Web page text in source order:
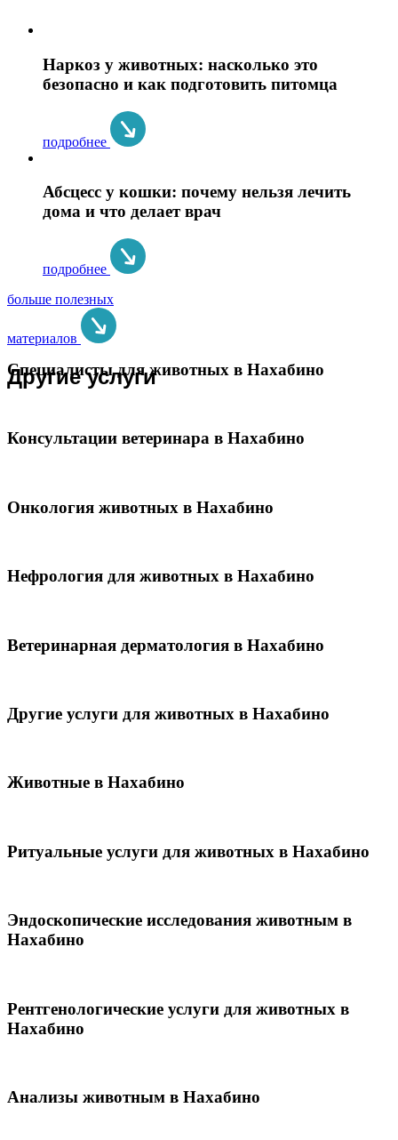
Наркоз у животных: насколько это
безопасно и как подготовить питомца
подробнее
Абсцесс у кошки: почему нельзя лечить
дома и что делает врач
подробнее
больше полезных
материалов
Другие услуги
Специалисты для животных в Нахабино
Консультации ветеринара в Нахабино
Онкология животных в Нахабино
Нефрология для животных в Нахабино
Ветеринарная дерматология в Нахабино
Другие услуги для животных в Нахабино
Животные в Нахабино
Ритуальные услуги для животных в Нахабино
Эндоскопические исследования животным в
Нахабино
Рентгенологические услуги для животных в
Нахабино
Анализы животным в Нахабино